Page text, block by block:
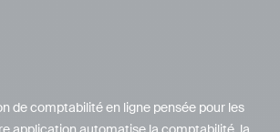
de comptabilité en ligne pensée pour les